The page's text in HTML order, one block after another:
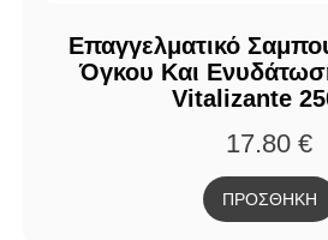
Επαγγελματικό
Όγκου Και
Vitalizante
17.80 €
ΠΡΟΣΘΗΚΗ